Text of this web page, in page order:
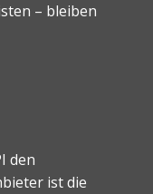
– bleiben
den
ist die